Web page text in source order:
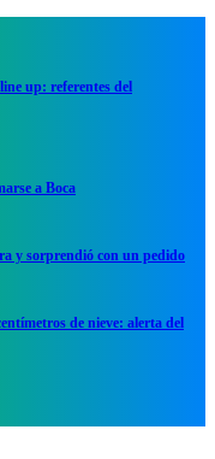
up: referentes del
a Boca
y sorprendió con un pedido
de nieve: alerta del